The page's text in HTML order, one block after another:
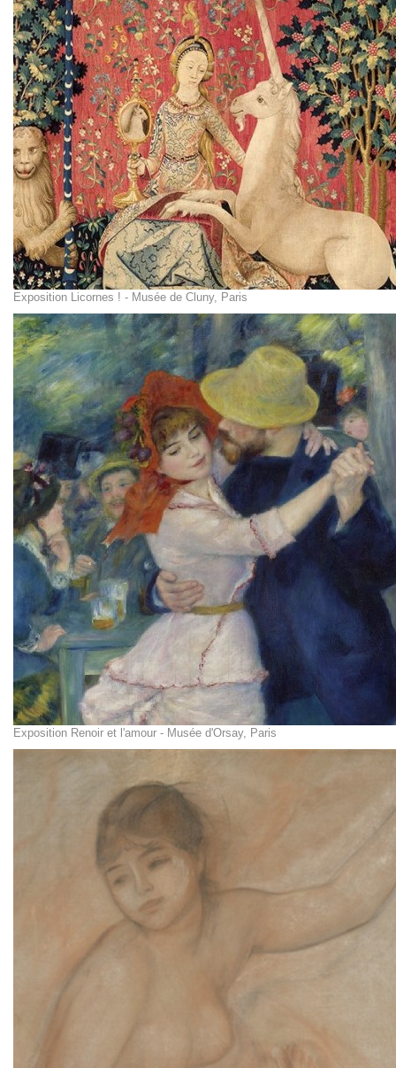
Exposition Licornes ! - Musée de Cluny, Paris
Exposition Renoir et l'amour - Musée d'Orsay, Paris